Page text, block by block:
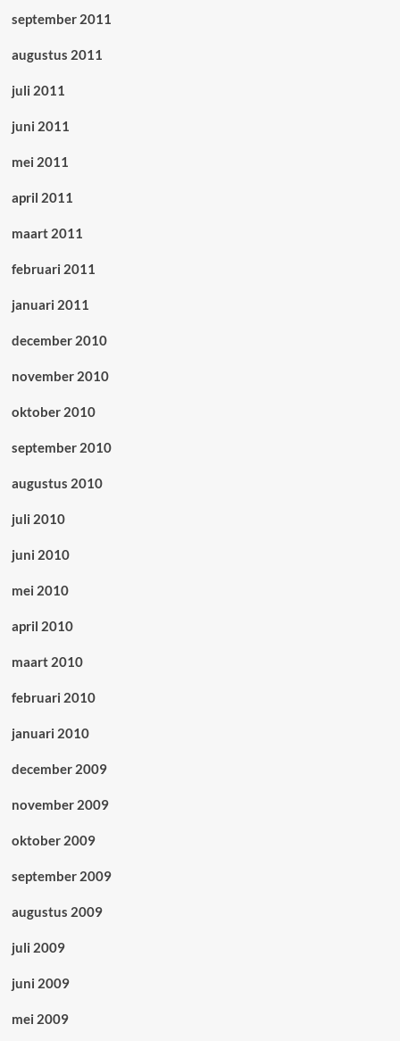
september 2011
augustus 2011
juli 2011
juni 2011
mei 2011
april 2011
maart 2011
februari 2011
januari 2011
december 2010
november 2010
oktober 2010
september 2010
augustus 2010
juli 2010
juni 2010
mei 2010
april 2010
maart 2010
februari 2010
januari 2010
december 2009
november 2009
oktober 2009
september 2009
augustus 2009
juli 2009
juni 2009
mei 2009